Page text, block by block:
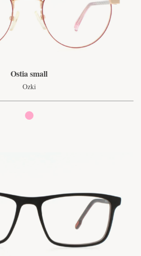
Ostia small
Ozki